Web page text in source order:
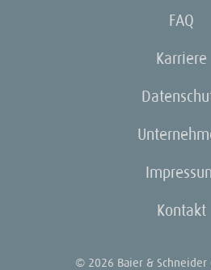
FAQ
Karriere
Kontakt
© 2026 Baier & Schneider